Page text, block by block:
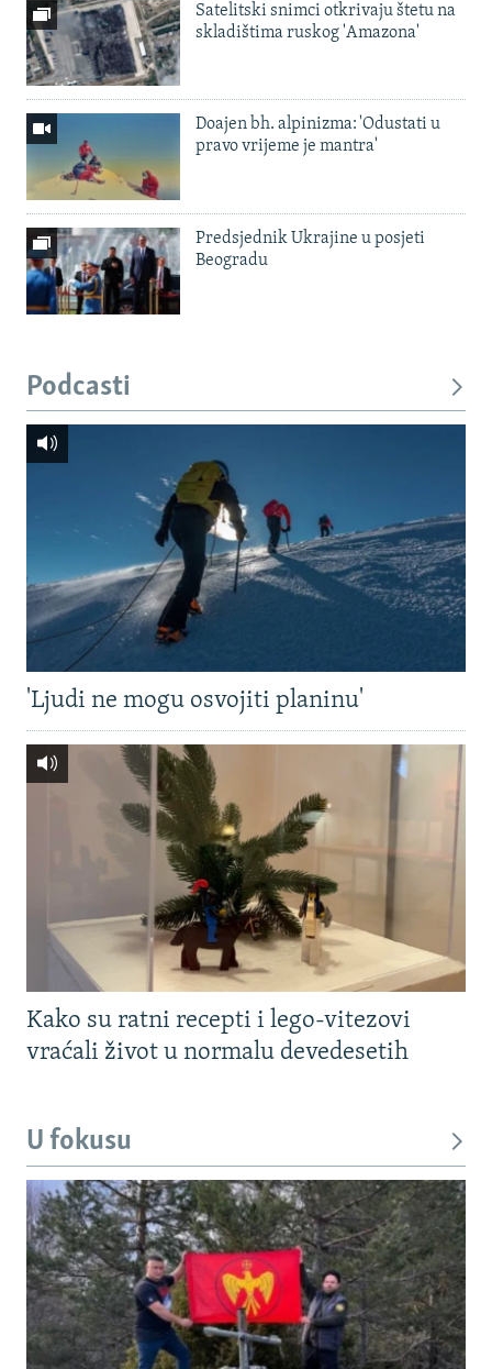
Satelitski snimci otkrivaju štetu na
skladištima ruskog 'Amazona'
Doajen bh. alpinizma: 'Odustati u
pravo vrijeme je mantra'
Predsjednik Ukrajine u posjeti
Beogradu
Podcasti
'Ljudi ne mogu osvojiti planinu'
Kako su ratni recepti i lego-vitezovi
vraćali život u normalu devedesetih
U fokusu